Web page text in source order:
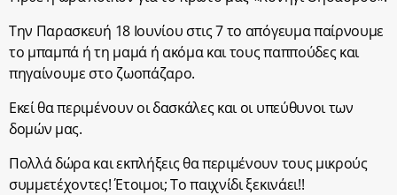
Την Παρασκευή 18 Ιουνίου στις 7 το απόγευμα παίρνουμε
το μπαμπά ή τη μαμά ή ακόμα και τους παππούδες και
πηγαίνουμε στο ζωοπάζαρο.
Εκεί θα περιμένουν οι δασκάλες και οι υπεύθυνοι των
δομών μας.
Πολλά δώρα και εκπλήξεις θα περιμένουν τους μικρούς
συμμετέχοντες! Έτοιμοι; Το παιχνίδι ξεκινάει!!